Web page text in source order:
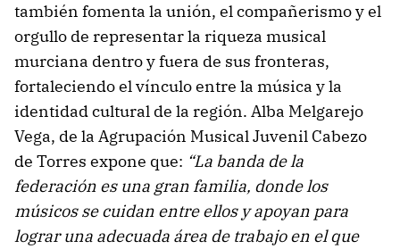
también fomenta la unión, el compañerismo y el
orgullo de representar la riqueza musical
murciana dentro y fuera de sus fronteras,
fortaleciendo el vínculo entre la música y la
identidad cultural de la región. Alba Melgarejo
Vega, de la Agrupación Musical Juvenil Cabezo
de Torres expone que: “La banda de la
federación es una gran familia, donde los
músicos se cuidan entre ellos y apoyan para
lograr una adecuada área de trabajo en el que